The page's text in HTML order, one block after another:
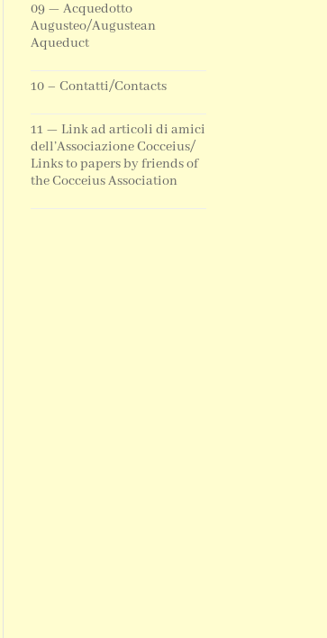
09 — Acquedotto
Augusteo/Augustean
Aqueduct
10 – Contatti/Contacts
11 — Link ad articoli di amici
dell’Associazione Cocceius/
Links to papers by friends of
the Cocceius Association